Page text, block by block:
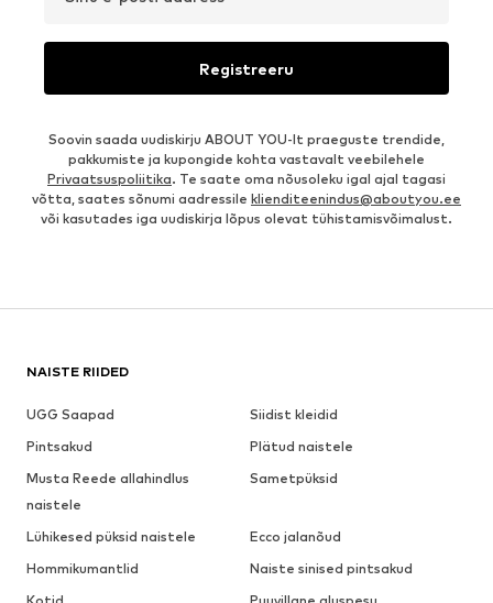
Registreeru
Soovin saada uudiskirju ABOUT YOU-lt praeguste trendide,
pakkumiste ja kupongide kohta vastavalt veebilehele
Privaatsuspoliitika. Te saate oma nõusoleku igal ajal tagasi
võtta, saates sõnumi aadressile klienditeenindus@aboutyou.ee
või kasutades iga uudiskirja lõpus olevat tühistamisvõimalust.
NAISTE RIIDED
UGG Saapad
Siidist kleidid
Pintsakud
Plätud naistele
Musta Reede allahindlus
naistele
Sametpüksid
Lühikesed püksid naistele
Ecco jalanõud
Hommikumantlid
Naiste sinised pintsakud